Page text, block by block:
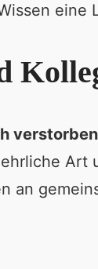
verstorben
an